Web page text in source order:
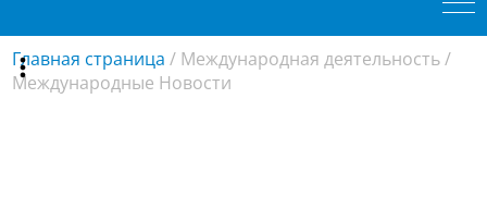
Главная страница / Международная деятельность/
Международные Новости